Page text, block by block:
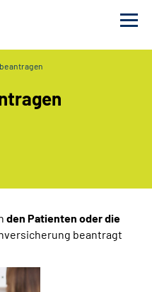
den Patienten oder die
beantragt